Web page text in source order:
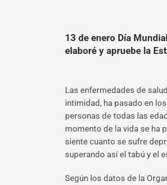
13 de enero Día
elaboré y apruebe la
Las enfermedades de
intimidad, ha pasado en
personas de todas las
momento de la vida se ha
siente cuanto se sufre
superando así el tabú y el
Según los datos de la